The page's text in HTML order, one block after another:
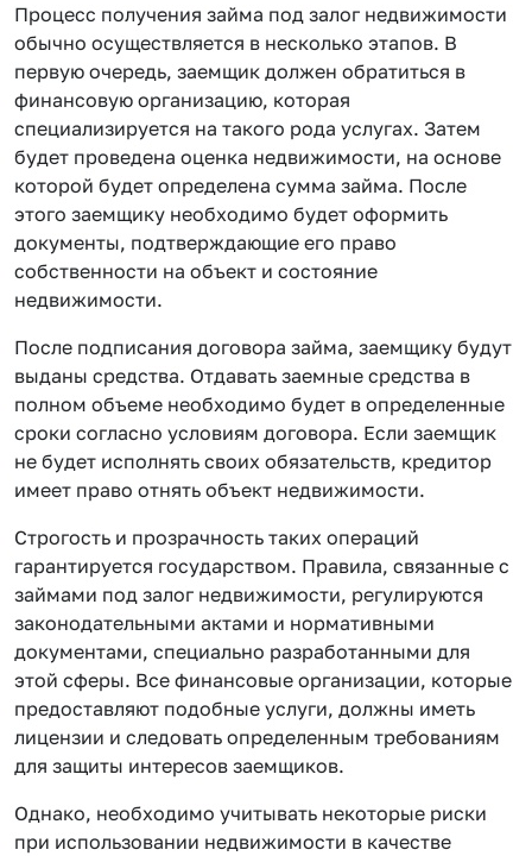
Процесс получения займа под залог недвижимости
обычно осуществляется в несколько этапов. В
первую очередь, заемщик должен обратиться в
финансовую организацию, которая
специализируется на такого рода услугах. Затем
будет проведена оценка недвижимости, на основе
которой будет определена сумма займа. После
этого заемщику необходимо будет оформить
документы, подтверждающие его право
собственности на объект и состояние
недвижимости.
После подписания договора займа, заемщику будут
выданы средства. Отдавать заемные средства в
полном объеме необходимо будет в определенные
сроки согласно условиям договора. Если заемщик
не будет исполнять своих обязательств, кредитор
имеет право отнять объект недвижимости.
Строгость и прозрачность таких операций
гарантируется государством. Правила, связанные с
займами под залог недвижимости, регулируются
законодательными актами и нормативными
документами, специально разработанными для
этой сферы. Все финансовые организации, которые
предоставляют подобные услуги, должны иметь
лицензии и следовать определенным требованиям
для защиты интересов заемщиков.
Однако, необходимо учитывать некоторые риски
при использовании недвижимости в качестве